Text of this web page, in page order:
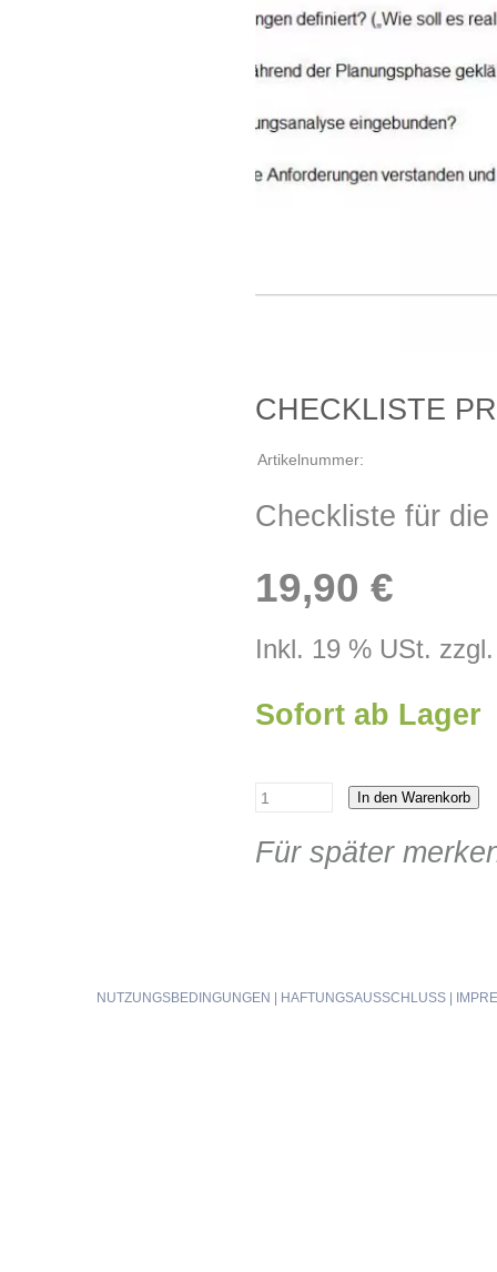
CHECKLISTE
Artikelnummer:
Checkliste für
19,90 €
Inkl. 19 % USt.
Sofort ab Lager
In den Warenkorb
Für später
NUTZUNGSBEDINGUNGEN HAFTUNGSAUSSCHLUSS